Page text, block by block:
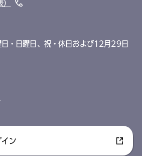
・日曜日、祝・休日および12月29日
イン